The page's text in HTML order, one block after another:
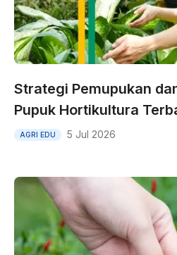
Strategi Pemupukan
Pupuk Hortikultura
AGRI EDU 5 Jul 2026